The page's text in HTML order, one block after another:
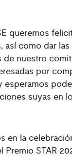
queremos
así como dar
de nuestro
por
esperamos
suyas en
en la
Premio STAR